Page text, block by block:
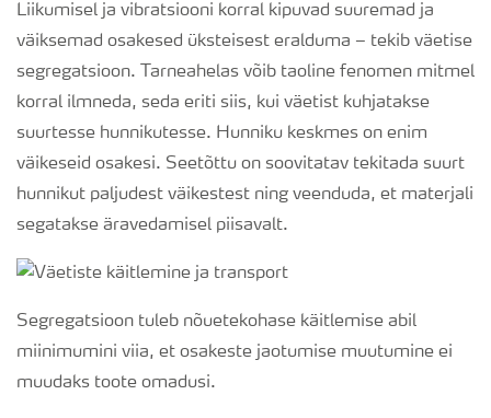
Liikumisel ja vibratsiooni korral kipuvad suuremad ja
väiksemad osakesed üksteisest eralduma – tekib väetise
segregatsioon. Tarneahelas võib taoline fenomen mitmel
korral ilmneda, seda eriti siis, kui väetist kuhjatakse
suurtesse hunnikutesse. Hunniku keskmes on enim
väikeseid osakesi. Seetõttu on soovitatav tekitada suurt
hunnikut paljudest väikestest ning veenduda, et materjali
segatakse äravedamisel piisavalt.
Segregatsioon tuleb nõuetekohase käitlemise abil
miinimumini viia, et osakeste jaotumise muutumine ei
muudaks toote omadusi.